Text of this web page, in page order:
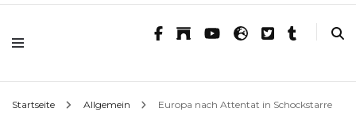
Startseite Allgemein Europa nach Attentat in Schockstarre